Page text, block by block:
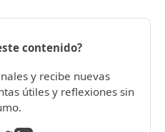
contenido?
y recibe nuevas
útiles y reflexiones sin